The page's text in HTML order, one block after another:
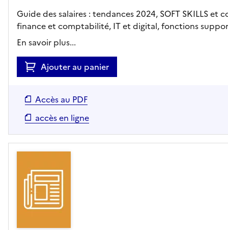
Guide des salaires : tendances 2024, SOFT SKILLS
finance et comptabilité, IT et digital, fonctions
En savoir plus...
Ajouter au panier
Accès au PDF
accès en ligne